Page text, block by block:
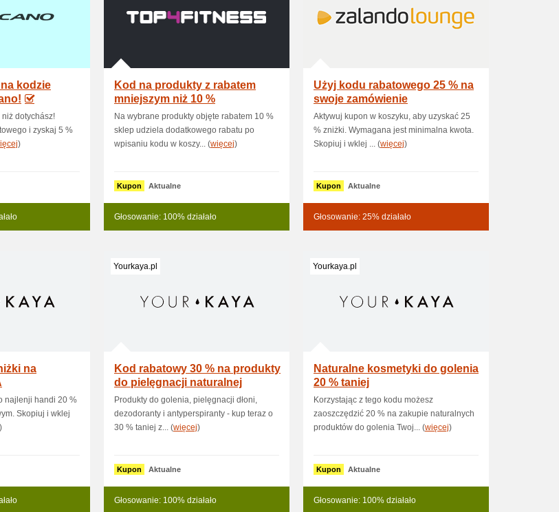
kodzie
dotychász!
i zyskaj 5 %
)
Kod na produkty z rabatem
mniejszym niż 10 %
Na wybrane produkty objęte rabatem 10 %
sklep udziela dodatkowego rabatu po
wpisaniu kodu w koszy... (więcej)
Kupon Aktualne
Głosowanie: 100% działało
Użyj kodu rabatowego 25 % na
swoje zamówienie
Aktywuj kupon w koszyku, aby uzyskać 25
% zniżki. Wymagana jest minimalna kwota.
Skopiuj i wklej ... (więcej)
Kupon Aktualne
Głosowanie: 25% działało
na
najlenji handi 20 %
Skopiuj i wklej
)
Yourkaya.pl
Kod rabatowy 30 % na produkty
do pielęgnacji naturalnej
Produkty do golenia, pielęgnacji dłoni,
dezodoranty i antyperspiranty - kup teraz o
30 % taniej z... (więcej)
Kupon Aktualne
Głosowanie: 100% działało
Yourkaya.pl
Naturalne kosmetyki do golenia
20 % taniej
Korzystając z tego kodu możesz
zaoszczędzić 20 % na zakupie naturalnych
produktów do golenia Twoj... (więcej)
Kupon Aktualne
Głosowanie: 100% działało